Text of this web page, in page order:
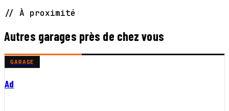
// À proximité
Autres garages près de chez vous
GARAGE
Ad